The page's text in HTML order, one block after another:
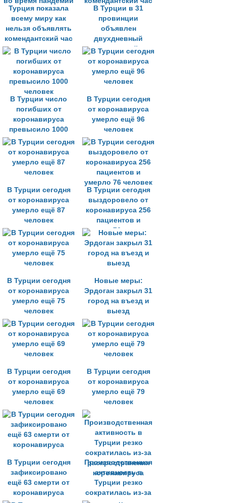
Турция показала
всему миру как
нельзя объявлять
комендантский час
во время пандемии
В Турции в 31
провинции
объявлен
двухдневный
комендантский час
В Турции число
погибших от
коронавируса
превысило 1000
человек
В Турции сегодня
от коронавируса
умерло ещё 96
человек
В Турции сегодня
от коронавируса
умерло ещё 87
человек
В Турции сегодня
выздоровело от
коронавируса 256
пациентов и
умерло 76 человек
В Турции сегодня
от коронавируса
умерло ещё 75
человек
Новые меры:
Эрдоган закрыл 31
город на въезд и
выезд
В Турции сегодня
от коронавируса
умерло ещё 69
человек
В Турции сегодня
от коронавируса
умерло ещё 79
человек
В Турции сегодня
зафиксировано
ещё 63 смерти от
коронавируса
Производственная
активность в
Турции резко
сократилась из-за